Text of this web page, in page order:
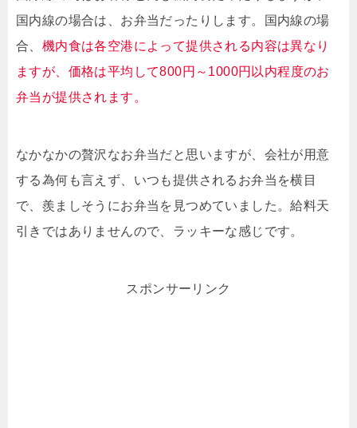
国内線の場合は、お弁当だったりします。国内線の場
合、 機内食は各空港によって提供される内容は異なり
ますが、価格は平均して800円～1000円以内程度のお
弁当が提供されます。
なかなかの贅沢なお弁当だと思いますが、会社が用意
する為何も言えず、いつも提供されるお弁当を横目
で、羨ましそうにお弁当を見つめていました。給料天
引きではありませんので、ラッキーな感じです。
スポンサーリンク